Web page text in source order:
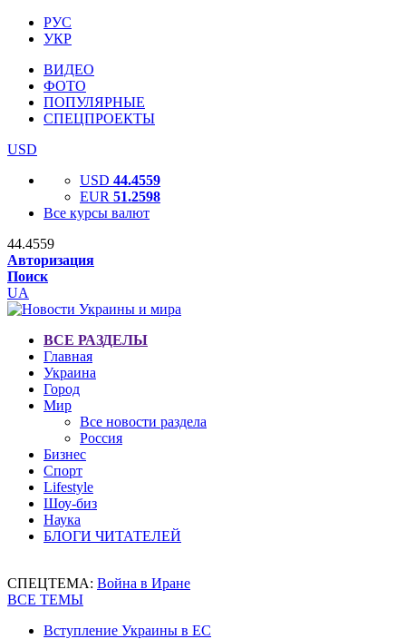
РУС
УКР
ВИДЕО
ФОТО
ПОПУЛЯРНЫЕ
СПЕЦПРОЕКТЫ
USD
USD 44.4559
EUR 51.2598
Все курсы валют
44.4559
Авторизация
Поиск
UA
ВСЕ РАЗДЕЛЫ
Главная
Украина
Город
Мир
Все новости раздела
Россия
Бизнес
Спорт
Lifestyle
Шоу-биз
Наука
БЛОГИ ЧИТАТЕЛЕЙ
СПЕЦТЕМА: Война в Иране
ВСЕ ТЕМЫ
Вступление Украины в ЕС